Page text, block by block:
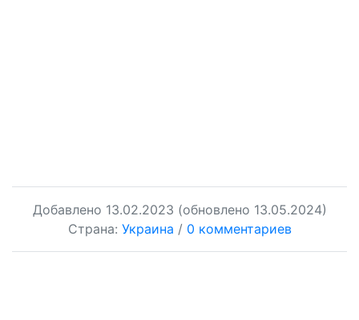
Добавлено 13.02.2023 (обновлено 13.05.2024)
Страна: Украина / 0 комментариев